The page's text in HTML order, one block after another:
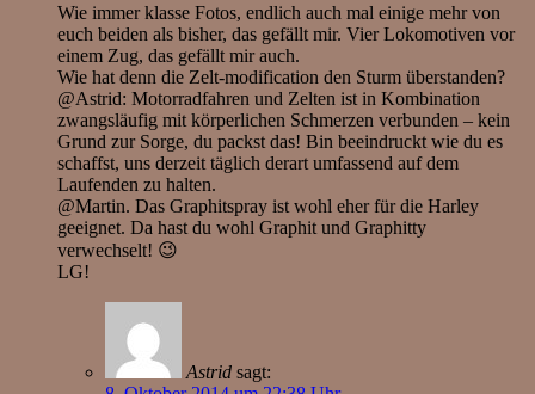
Wie immer klasse Fotos, endlich auch mal einige mehr von
euch beiden als bisher, das gefällt mir. Vier Lokomotiven vor
einem Zug, das gefällt mir auch.
Wie hat denn die Zelt-modification den Sturm überstanden?
@Astrid: Motorradfahren und Zelten ist in Kombination
zwangsläufig mit körperlichen Schmerzen verbunden – kein
Grund zur Sorge, du packst das! Bin beeindruckt wie du es
schaffst, uns derzeit täglich derart umfassend auf dem
Laufenden zu halten.
@Martin. Das Graphitspray ist wohl eher für die Harley
geeignet. Da hast du wohl Graphit und Graphitty
verwechselt! 😉
LG!
Astrid sagt: